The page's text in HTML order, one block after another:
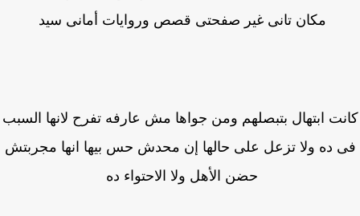
مكان تانى غير صفحتى قصص وروايات أمانى سيد
ابتهال بتبصلهم ومن جواها مش عارفه تفرح لانها السبب
ده ولا تزعل على حالها إن محدش حس بيها انها مجربتش
حضن الأهل ولا الاحتواء ده